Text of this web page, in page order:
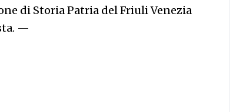
di Storia Patria del Friuli Venezia
—